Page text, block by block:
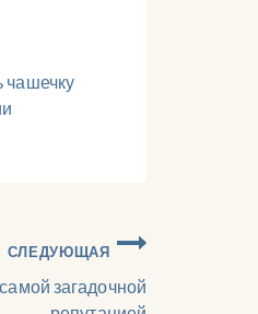
чашечку
СЛЕДУЮЩАЯ
загадочной